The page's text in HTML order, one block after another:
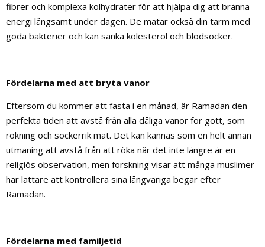
fibrer och komplexa kolhydrater för att hjälpa dig att bränna
energi långsamt under dagen. De matar också din tarm med
goda bakterier och kan sänka kolesterol och blodsocker.
Fördelarna med att bryta vanor
Eftersom du kommer att fasta i en månad, är Ramadan den
perfekta tiden att avstå från alla dåliga vanor för gott, som
rökning och sockerrik mat. Det kan kännas som en helt annan
utmaning att avstå från att röka när det inte längre är en
religiös observation, men forskning visar att många muslimer
har lättare att kontrollera sina långvariga begär efter
Ramadan.
Fördelarna med familjetid